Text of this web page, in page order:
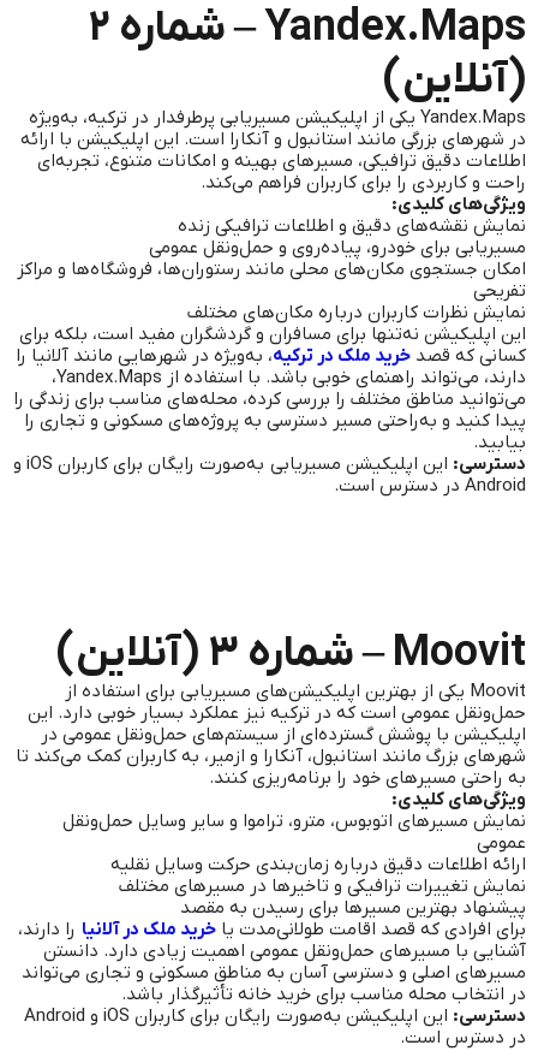
Yandex.Maps – شماره ۲
(آنلاین)
Yandex.Maps یکی از اپلیکیشن‌ مسیریابی پرطرفدار در ترکیه، به‌ویژه
در شهرهای بزرگی مانند استانبول و آنکارا است. این اپلیکیشن با ارائه
اطلاعات دقیق ترافیکی، مسیرهای بهینه و امکانات متنوع، تجربه‌ای
راحت و کاربردی را برای کاربران فراهم می‌کند.
ویژگی‌های کلیدی:
نمایش نقشه‌های دقیق و اطلاعات ترافیکی زنده
مسیریابی برای خودرو، پیاده‌روی و حمل‌ونقل عمومی
امکان جستجوی مکان‌های محلی مانند رستوران‌ها، فروشگاه‌ها و مراکز
تفریحی
نمایش نظرات کاربران درباره مکان‌های مختلف
این اپلیکیشن نه‌تنها برای مسافران و گردشگران مفید است، بلکه برای
کسانی که قصد خرید ملک در ترکیه، به‌ویژه در شهرهایی مانند آلانیا را
دارند، می‌تواند راهنمای خوبی باشد. با استفاده از Yandex.Maps،
می‌توانید مناطق مختلف را بررسی کرده، محله‌های مناسب برای زندگی را
پیدا کنید و به‌راحتی مسیر دسترسی به پروژه‌های مسکونی و تجاری را
بیابید.
دسترسی:
این اپلیکیشن مسیریابی به‌صورت رایگان برای کاربران iOS و
Android در دسترس است.
Moovit – شماره ۳ (آنلاین)
Moovit یکی از بهترین اپلیکیشن‌های مسیریابی برای استفاده از
حمل‌ونقل عمومی است که در ترکیه نیز عملکرد بسیار خوبی دارد. این
اپلیکیشن با پوشش گسترده‌ای از سیستم‌های حمل‌ونقل عمومی در
شهرهای بزرگ مانند استانبول، آنکارا و ازمیر، به کاربران کمک می‌کند تا
به راحتی مسیرهای خود را برنامه‌ریزی کنند.
ویژگی‌های کلیدی:
نمایش مسیرهای اتوبوس، مترو، تراموا و سایر وسایل حمل‌ونقل
عمومی
ارائه اطلاعات دقیق درباره زمان‌بندی حرکت وسایل نقلیه
نمایش تغییرات ترافیکی و تاخیرها در مسیرهای مختلف
پیشنهاد بهترین مسیرها برای رسیدن به مقصد
برای افرادی که قصد اقامت طولانی‌مدت یا خرید ملک در آلانیا را دارند،
آشنایی با مسیرهای حمل‌ونقل عمومی اهمیت زیادی دارد. دانستن
مسیرهای اصلی و دسترسی آسان به مناطق مسکونی و تجاری می‌تواند
در انتخاب محله مناسب برای خرید خانه تأثیرگذار باشد.
دسترسی:
این اپلیکیشن به‌صورت رایگان برای کاربران iOS و Android
در دسترس است.